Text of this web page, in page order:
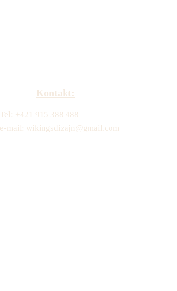
Kontakt:
Tel: +421 915 388 488
e-mail: wikingsdizajn@gmail.com